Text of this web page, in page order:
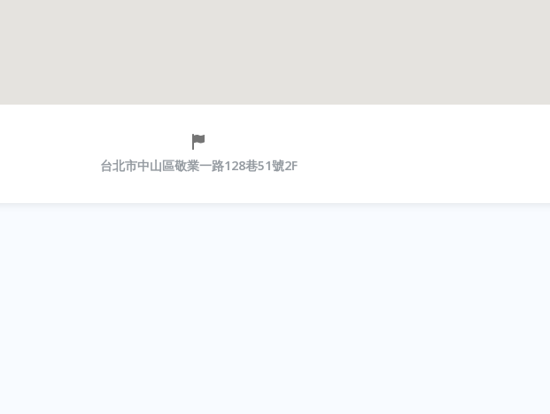
台北市中山區敬業一路128巷51號2F